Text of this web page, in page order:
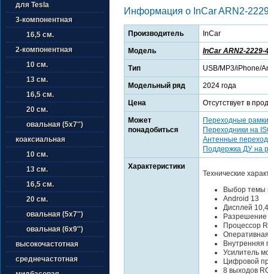
для Tesla
3-компонентная
16,5 см.
2-компонентная
10 см.
13 см.
16,5 см.
20 см.
овальная (5х7'')
коаксиальная
10 см.
13 см.
16,5 см.
20 см.
овальная (5х7'')
овальная (6х9'')
высокочастотная
среднечастотная
Информация о InCar ARN2-
Производитель InCar
Модель InCar ARN2-2229-
Тип USB/MP3/iPhone/
Модельный ряд 2024 года
Цена Отсутствует в
Может
понадобиться
Переходные рамки
Переходники на
Антенные
Поддержка ДУ на
Характеристики
Технические
Выбор темы
Android 13
Дисплей
Процессор
Внутренняя
Усилитель
Цифровой
8 выходов